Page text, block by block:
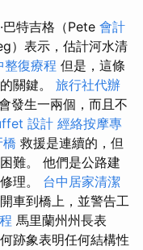
巴特吉格（Pete 會計
）表示，估計河水清
整復療程 但是，這條
關鍵。 旅行社代辦
發生一兩個，而且不
設計 經絡按摩專
橋 救援是連續的，但
難。 他們是公路建
理。 台中居家清潔
車到橋上，並警告工
馬里蘭州州長表
跡象表明任何結構性